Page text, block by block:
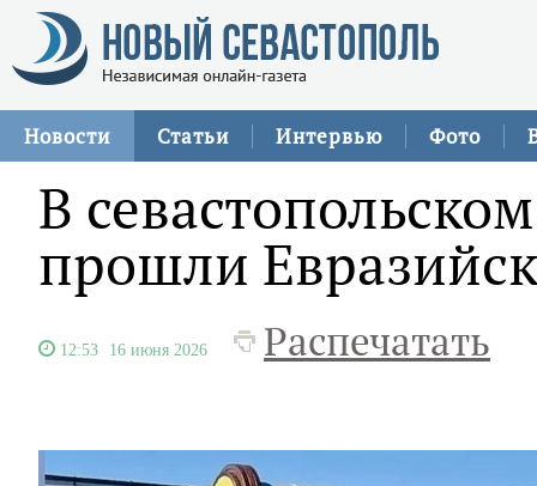
Новости Статьи Интервью Фото
В
прошли
12:53 16 июня 2026 Распечатать